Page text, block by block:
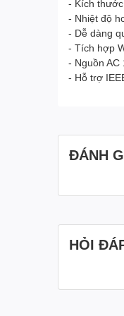
- Kích
- Nhiệt độ
- Dễ dàng
- Tích hợp
- Nguồn AC
- Hỗ trợ
ĐÁNH
HỎI